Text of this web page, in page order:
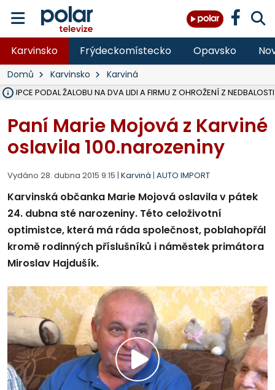
Karvinsko Frýdeckomístecko Opavsko
Domů Karvinsko Karviná
PODAL ŽALOBU NA DVA LIDI A FIRMU Z OHROŽENÍ Z NEDBALOSTI
Paní Marie Mojová z Karviné
oslavila 100.narozeniny
Vydáno 28. dubna 2015 9:15 | Karviná | AUTO IMPORT
Karvinská občanka Marie Mojová oslavila v pátek
24. dubna sté narozeniny. Této celoživotní
optimistce, která má ráda společnost, poblahopřál
kromě rodinných příslušníků i náměstek primátora
Miroslav Hajdušík.
Přehrát